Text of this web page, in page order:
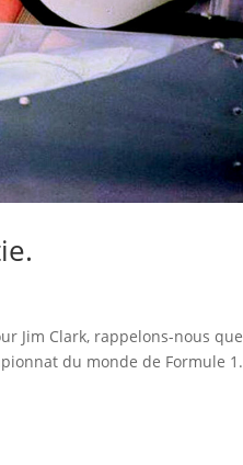
Jim Clark, rappelons-nous que
du monde de Formule 1.